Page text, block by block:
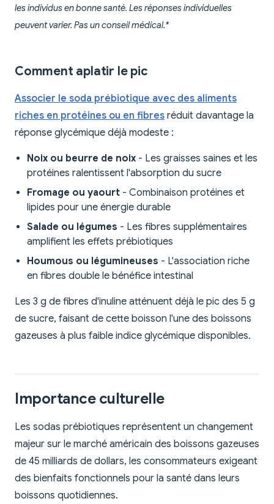
les individus en bonne santé. Les réponses individuelles
peuvent varier. Pas un conseil médical.*
Comment aplatir le pic
Associer le soda prébiotique avec des aliments
riches en protéines ou en fibres réduit davantage la
réponse glycémique déjà modeste :
Noix ou beurre de noix - Les graisses saines et les
protéines ralentissent l'absorption du sucre
Fromage ou yaourt - Combinaison protéines et
lipides pour une énergie durable
Salade ou légumes - Les fibres supplémentaires
amplifient les effets prébiotiques
Houmous ou légumineuses - L'association riche
en fibres double le bénéfice intestinal
Les 3 g de fibres d'inuline atténuent déjà le pic des 5 g
de sucre, faisant de cette boisson l'une des boissons
gazeuses à plus faible indice glycémique disponibles.
Importance culturelle
Les sodas prébiotiques représentent un changement
majeur sur le marché américain des boissons gazeuses
de 45 milliards de dollars, les consommateurs exigeant
des bienfaits fonctionnels pour la santé dans leurs
boissons quotidiennes.